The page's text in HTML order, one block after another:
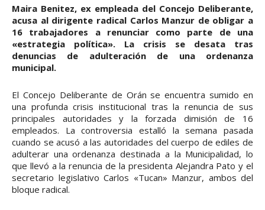
Maira Benitez, ex empleada del Concejo Deliberante,
acusa al dirigente radical Carlos Manzur de obligar a
16 trabajadores a renunciar como parte de una
«estrategia política». La crisis se desata tras
denuncias de adulteración de una ordenanza
municipal.
El Concejo Deliberante de Orán se encuentra sumido en
una profunda crisis institucional tras la renuncia de sus
principales autoridades y la forzada dimisión de 16
empleados. La controversia estalló la semana pasada
cuando se acusó a las autoridades del cuerpo de ediles de
adulterar una ordenanza destinada a la Municipalidad, lo
que llevó a la renuncia de la presidenta Alejandra Pato y el
secretario legislativo Carlos «Tucan» Manzur, ambos del
bloque radical.